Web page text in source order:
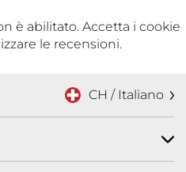
è abilitato. Accetta i cookie
le recensioni.
CH / Italiano